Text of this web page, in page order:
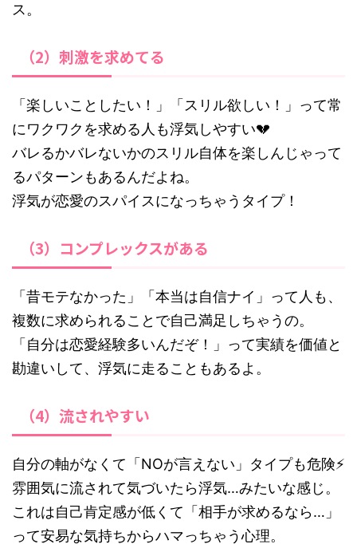
ス。
（2）刺激を求めてる
「楽しいことしたい！」「スリル欲しい！」って常
にワクワクを求める人も浮気しやすい💔
バレるかバレないかのスリル自体を楽しんじゃって
るパターンもあるんだよね。
浮気が恋愛のスパイスになっちゃうタイプ！
（3）コンプレックスがある
「昔モテなかった」「本当は自信ナイ」って人も、
複数に求められることで自己満足しちゃうの。
「自分は恋愛経験多いんだぞ！」って実績を価値と
勘違いして、浮気に走ることもあるよ。
（4）流されやすい
自分の軸がなくて「NOが言えない」タイプも危険⚡
雰囲気に流されて気づいたら浮気…みたいな感じ。
これは自己肯定感が低くて「相手が求めるなら…」
って安易な気持ちからハマっちゃう心理。